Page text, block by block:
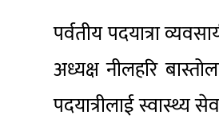
पर्वतीय पदयात्रा
अध्यक्ष नीलहरि
पदयात्रीलाई स्वास्थ्य